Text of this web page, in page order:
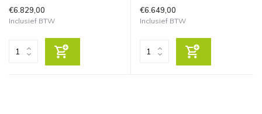
€6.829,00
Inclusief BTW
€6.649,00
Inclusief BTW